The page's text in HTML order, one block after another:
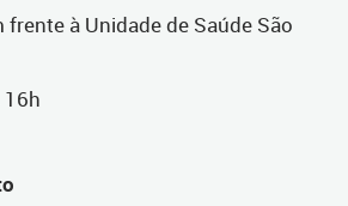
frente à Unidade de Saúde São
16h